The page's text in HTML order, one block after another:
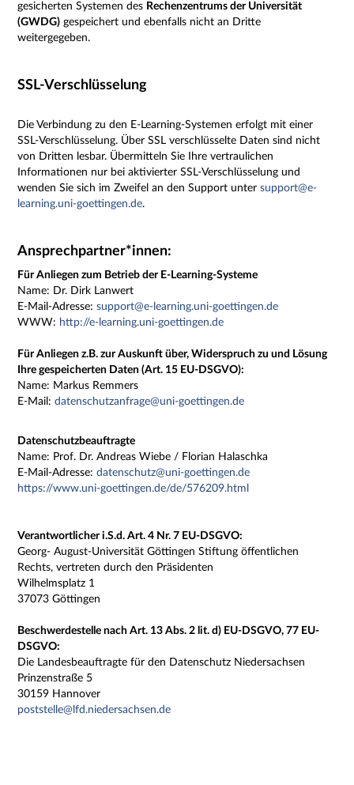
gesicherten Systemen des Rechenzentrums der Universität
(GWDG) gespeichert und ebenfalls nicht an Dritte
weitergegeben.
SSL-Verschlüsselung
Die Verbindung zu den E-Learning-Systemen erfolgt mit einer
SSL-Verschlüsselung. Über SSL verschlüsselte Daten sind nicht
von Dritten lesbar. Übermitteln Sie Ihre vertraulichen
Informationen nur bei aktivierter SSL-Verschlüsselung und
wenden Sie sich im Zweifel an den Support untersupport@e-
learning.uni-goettingen.de.
Ansprechpartner*innen:
Für Anliegen zum Betrieb der E-Learning-Systeme
Name: Dr. Dirk Lanwert
E-Mail-Adresse:support@e-learning.uni-goettingen.de
WWW: http://e-learning.uni-goettingen.de
Für Anliegen z.B. zur Auskunft über, Widerspruch zu und Lösung
Ihre gespeicherten Daten (Art. 15 EU-DSGVO):
Name: Markus Remmers
E-Mail:datenschutzanfrage@uni-goettingen.de
Datenschutzbeauftragte
Name: Prof. Dr. Andreas Wiebe / Florian Halaschka
E-Mail-Adresse:datenschutz@uni-goettingen.de
https://www.uni-goettingen.de/de/576209.html
Verantwortlicher i.S.d. Art. 4 Nr. 7 EU-DSGVO:
Georg- August-Universität Göttingen Stiftung öffentlichen
Rechts, vertreten durch den Präsidenten
Wilhelmsplatz 1
37073 Göttingen
Beschwerdestelle nach Art. 13 Abs. 2 lit. d) EU-DSGVO, 77 EU-
DSGVO:
Die Landesbeauftragte für den Datenschutz Niedersachsen
Prinzenstraße 5
30159 Hannover
poststelle@lfd.niedersachsen.de